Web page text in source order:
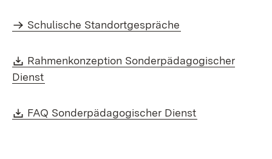
Schulische Standortgespräche
Download:
Rahmenkonzeption Sonderpädagogischer
Dienst
Download:
FAQ Sonderpädagogischer Dienst